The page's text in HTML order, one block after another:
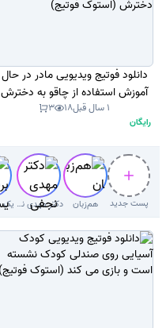
دانلود فوتیج ویدیویی مادر در حال
آموزش استفاده از چاقو به دخترش
(استوک فوتیج) 1 سال قبل 18
3
رایگان
پست جدید هم‌زبان دکتر مهدی نجفی دلوئی